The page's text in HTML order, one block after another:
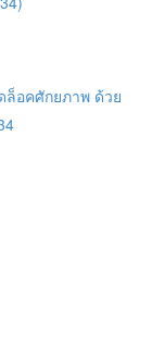
ล็อคศักยภาพ ด้วย